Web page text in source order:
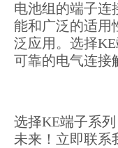
电池组的端子连
能和广泛的适用
泛应用。选择
可靠的电气连接
选择KE端子系
未来！立即联系